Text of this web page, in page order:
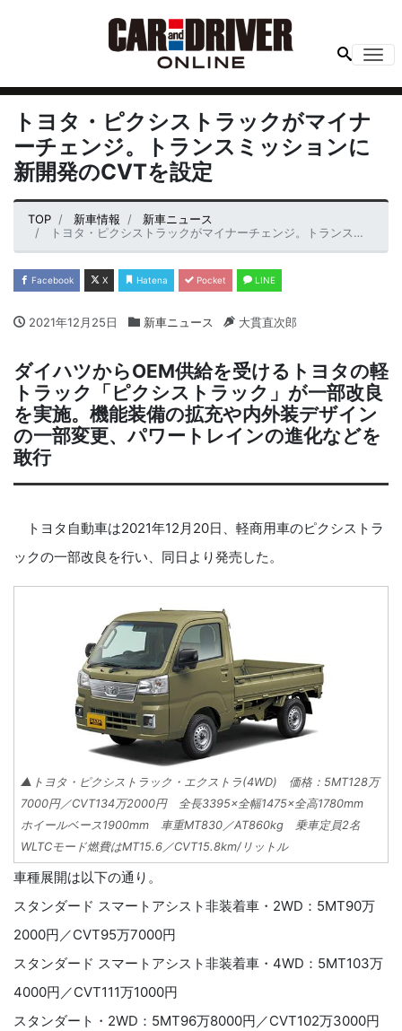
トヨタ・ピクシストラックがマイナ
ーチェンジ。トランスミッションに
新開発のCVTを設定
TOP 新車情報
新車ニュース
トヨタ・ピクシストラックがマイナーチェンジ。トランスミッションに新開発のCVTを設定
Facebook X Hatena Pocket LINE
2021年12月25日 新車ニュース 大貫直次郎
ダイハツからOEM供給を受けるトヨタの軽
トラック「ピクシストラック」が一部改良
を実施。機能装備の拡充や内外装デザイン
の一部変更、パワートレインの進化などを
敢行
トヨタ自動車は2021年12月20日、軽商用車のピクシストラ
ックの一部改良を行い、同日より発売した。
▲トヨタ・ピクシストラック・エクストラ(4WD) 価格：5MT128万
7000円／CVT134万2000円 全長3395×全幅1475×全高1780mm
ホイールベース1900mm 車重MT830／AT860kg 乗車定員2名
WLTCモード燃費はMT15.6／CVT15.8km/リットル
車種展開は以下の通り。
スタンダード スマートアシスト非装着車・2WD：5MT90万
2000円／CVT95万7000円
スタンダード スマートアシスト非装着車・4WD：5MT103万
4000円／CVT111万1000円
スタンダート・2WD：5MT96万8000円／CVT102万3000円